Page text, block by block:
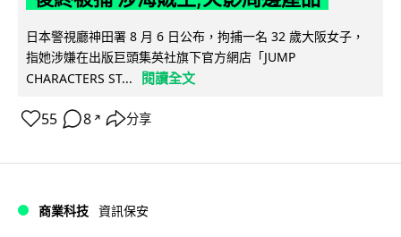
日本警視廳神田署 8 月 6 日公布，拘捕一名 32 歲大阪女子，
指她涉嫌在出版巨頭集英社旗下官方網店「JUMP
CHARACTERS ST...
閱讀全文
55 8 ↗ 分享
商業科技 資訊保安